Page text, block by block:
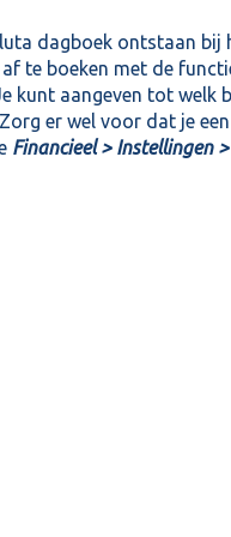
dagboek ontstaan bij
te boeken met de
kunt aangeven tot welk
er wel voor dat je
Financieel > Instellingen